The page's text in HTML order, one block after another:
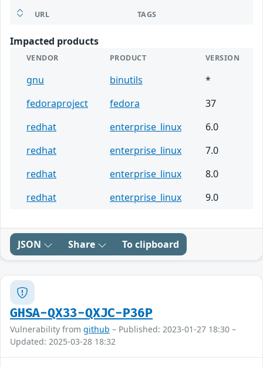
URL TAGS
Impacted products
VENDOR PRODUCT VERSION
gnu binutils
*
fedoraproject
fedora
37
redhat
enterprise_linux
6.0
redhat
enterprise_linux
7.0
redhat
enterprise_linux
8.0
redhat
enterprise_linux 9.0
JSON Share To clipboard
GHSA-QX33-QXJC-P36P
Vulnerability from github – Published: 2023-01-27 18:30 –
Updated: 2025-03-28 18:32